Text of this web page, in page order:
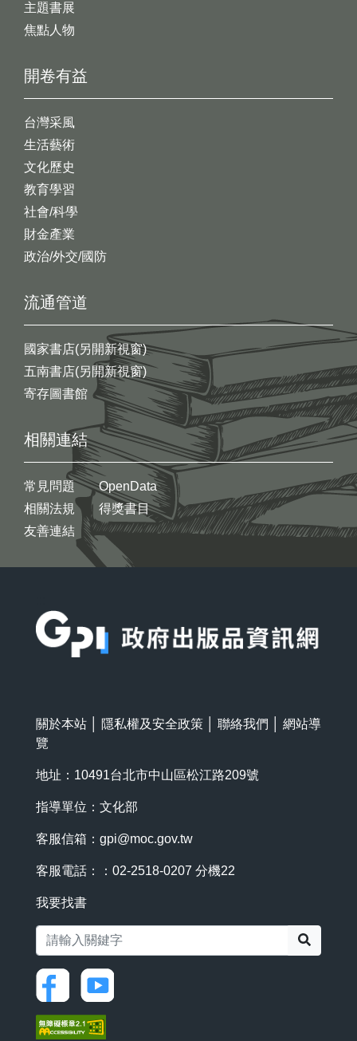
開卷有益
台灣采風
生活藝術
文化歷史
教育學習
社會/科學
財金產業
政治/外交/國防
主題書展
焦點人物
流通管道
國家書店(另開新視窗)
五南書店(另開新視窗)
寄存圖書館
相關連結
常見問題
相關法規
友善連結
OpenData
得獎書目
關於本站 隱私權及安全政策 聯絡我們
網站導
覽
地址：10491台北市中山區松江路209號
指導單位：文化部
客服信箱： gpi@moc.gov.tw
客服電話：：02-2518-0207 分機22
我要找書